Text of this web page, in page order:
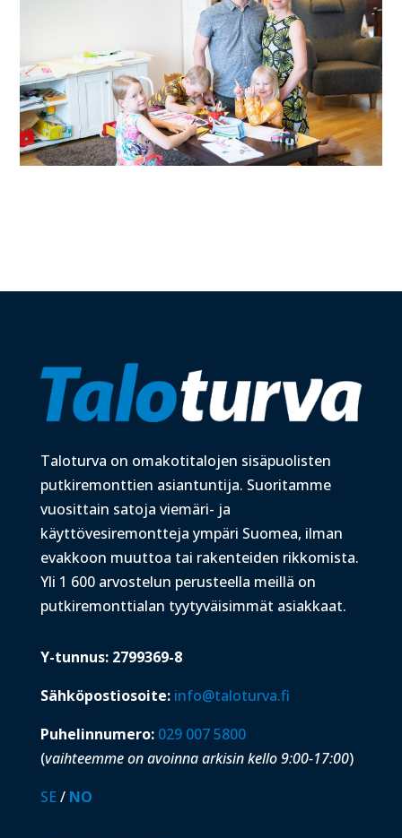
Taloturva on omakotitalojen sisäpuolisten
putkiremonttien asiantuntija. Suoritamme
vuosittain satoja viemäri- ja
käyttövesiremontteja ympäri Suomea, ilman
evakkoon muuttoa tai rakenteiden rikkomista.
Yli 1 600 arvostelun perusteella meillä on
putkiremonttialan tyytyväisimmät asiakkaat.
Y-tunnus: 2799369-8
Sähköpostiosoite: info@taloturva.fi
Puhelinnumero: 029 007 5800
(vaihteemme on avoinna arkisin kello 9:00-17:00)
SE/ NO